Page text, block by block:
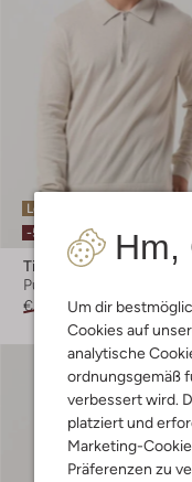
Hm,
Um dir
Cookies auf
analytische
ordnungsgemäß
verbessert wird.
platziert und
Marketing-
Präferenzen zu
Letzter Artikel
-50%
Tiger Of Sweden
Pullover
€ 159,95 € 79,99